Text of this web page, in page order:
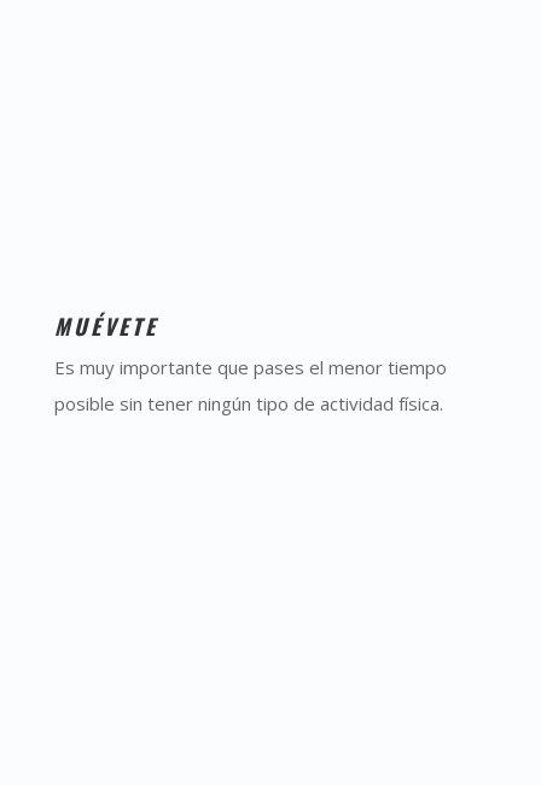
MUÉVETE
Es muy importante que pases el menor tiempo
posible sin tener ningún tipo de actividad física.